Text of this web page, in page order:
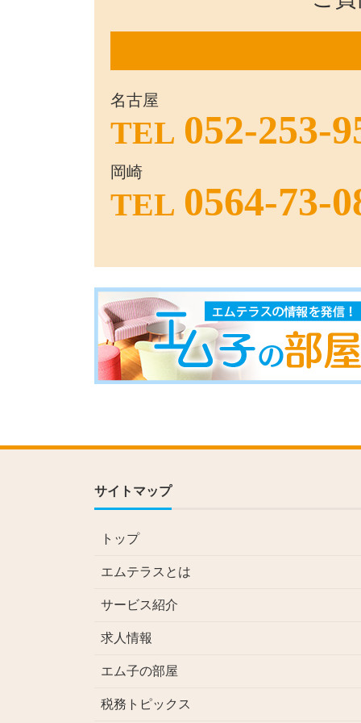
名古屋
TEL 052-253-
岡崎
TEL 0564-73-
サイトマップ
トップ
エムテラスとは
サービス紹介
求人情報
エム子の部屋
税務トピックス